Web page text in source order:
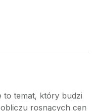
to temat, który budzi
rosnących cen